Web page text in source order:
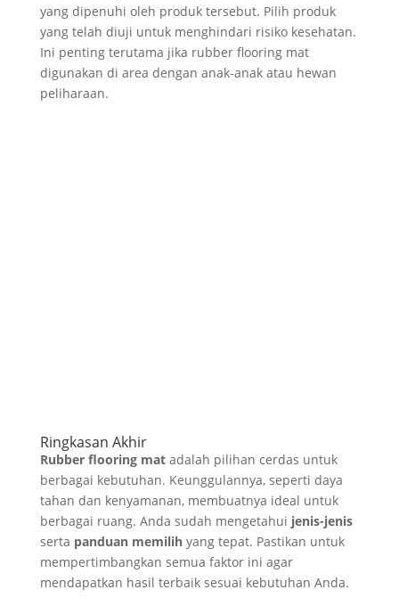
yang dipenuhi oleh produk tersebut. Pilih produk
yang telah diuji untuk menghindari risiko kesehatan.
Ini penting terutama jika rubber flooring mat
digunakan di area dengan anak-anak atau hewan
peliharaan.
Ringkasan Akhir
Rubber flooring matadalah pilihan cerdas untuk
berbagai kebutuhan. Keunggulannya, seperti daya
tahan dan kenyamanan, membuatnya ideal untuk
berbagai ruang. Anda sudah mengetahui jenis-jenis
serta panduan memilihyang tepat. Pastikan untuk
mempertimbangkan semua faktor ini agar
mendapatkan hasil terbaik sesuai kebutuhan Anda.